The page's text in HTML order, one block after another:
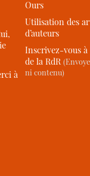
à
Ours
Utilisation des
d’auteurs
Inscrivez-vous
de la RdR
ni contenu)